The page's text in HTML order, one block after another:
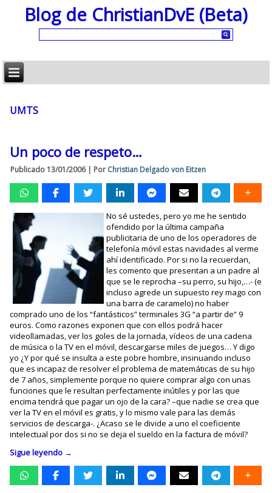
Blog de ChristianDvE (Beta)
UMTS
Un poco de respeto…
Publicado 13/01/2006| Por Christian Delgado von Eitzen
No sé ustedes, pero yo me he sentido
ofendido por la última campaña
publicitaria de uno de los operadores de
telefonía móvil estas navidades al verme
ahí identificado. Por si no la recuerdan,
les comento que presentan a un padre al
que se le reprocha –su perro, su hijo,…- (e
incluso agrede un supuesto rey mago con
una barra de caramelo) no haber
comprado uno de los “fantásticos” terminales 3G “a partir de” 9
euros. Como razones exponen que con ellos podrá hacer
videollamadas, ver los goles de la jornada, vídeos de una cadena
de música o la TV en el móvil, descargarse miles de juegos… Y digo
yo ¿Y por qué se insulta a este pobre hombre, insinuando incluso
que es incapaz de resolver el problema de matemáticas de su hijo
de 7 años, simplemente porque no quiere comprar algo con unas
funciones que le resultan perfectamente inútiles y por las que
encima tendrá que pagar un ojo de la cara? –que nadie se crea que
ver la TV en el móvil es gratis, y lo mismo vale para las demás
servicios de descarga-. ¿Acaso se le divide a uno el coeficiente
intelectual por dos si no se deja el sueldo en la factura de móvil?
Sigue leyendo →